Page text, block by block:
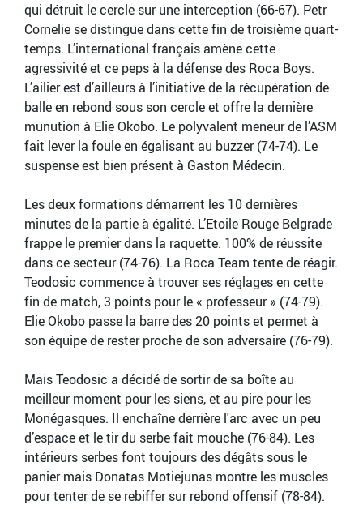
qui détruit le cercle sur une interception (66-67). Petr
Cornelie se distingue dans cette fin de troisième quart-
temps. L’international français amène cette
agressivité et ce peps à la défense des Roca Boys.
L’ailier est d’ailleurs à l’initiative de la récupération de
balle en rebond sous son cercle et offre la dernière
munution à Elie Okobo. Le polyvalent meneur de l’ASM
fait lever la foule en égalisant au buzzer (74-74). Le
suspense est bien présent à Gaston Médecin.
Les deux formations démarrent les 10 dernières
minutes de la partie à égalité. L’Etoile Rouge Belgrade
frappe le premier dans la raquette. 100% de réussite
dans ce secteur (74-76). La Roca Team tente de réagir.
Teodosic commence à trouver ses réglages en cette
fin de match, 3 points pour le « professeur » (74-79).
Elie Okobo passe la barre des 20 points et permet à
son équipe de rester proche de son adversaire (76-79).
Mais Teodosic a décidé de sortir de sa boîte au
meilleur moment pour les siens, et au pire pour les
Monégasques. Il enchaîne derrière l'arc avec un peu
d’espace et le tir du serbe fait mouche (76-84). Les
intérieurs serbes font toujours des dégâts sous le
panier mais Donatas Motiejunas montre les muscles
pour tenter de se rebiffer sur rebond offensif (78-84).